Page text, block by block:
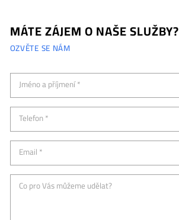
MÁTE ZÁJEM O NAŠE SLUŽBY?
OZVĚTE SE NÁM
Jméno a příjmení *
Telefon *
Email *
Co pro Vás můžeme udělat?